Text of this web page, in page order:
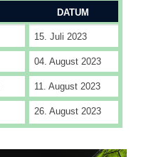
DATUM
15. Juli 2023
04. August 2023
11. August 2023
26. August 2023